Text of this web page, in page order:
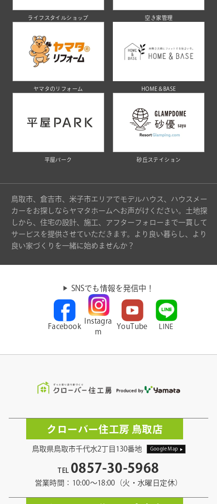
ライフスタイルショップ 空き家管理
ヤマタのリフォーム HOME＆BASE
平屋パーク 砂丘ステイション
鳥取市、倉吉市、米子市エリアでモデルハウス、ハウスメー
カーをお探しならヤマタホームへお声がけください。土地探
しから、住宅の設計、施工、アフターフォローまで一貫して
サービスを提供させていただきます。より良い暮らし、より
良い家づくりを一緒に始めませんか？
SNSでも情報を発信中！
Facebook
Instagra
m
YouTube LINE
クローバー住工房 鳥取店
鳥取県鳥取市千代水2丁目130番地 Google Map
TEL 0857-30-5968
営業時間：10:00〜18:00（火・水曜日定休）